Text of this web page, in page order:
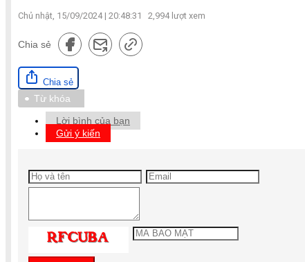
Chủ nhật, 15/09/2024 | 20:48:31 2,994lượt xem
Chia sẻ
Chia sẻ
Từ khóa
Lời bình của bạn
Gửi ý kiến